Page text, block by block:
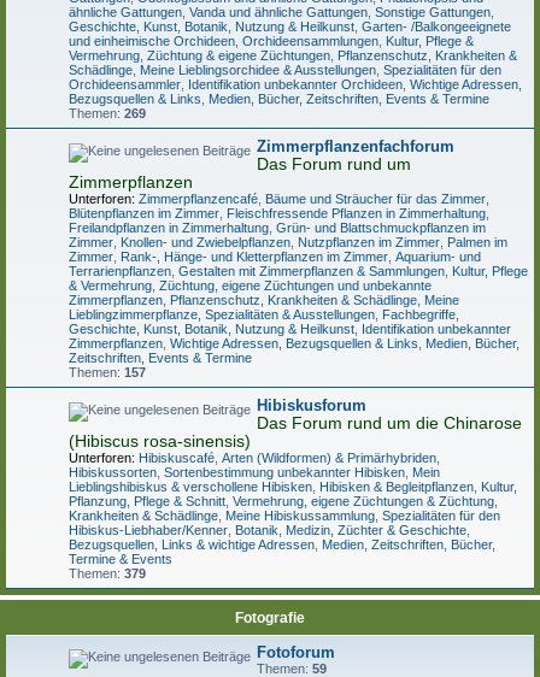
ähnliche Gattungen Vanda und ähnliche Gattungen Sonstige Gattungen
Geschichte, Kunst, Botanik, Nutzung & Heilkunst Garten- /Balkongeeignete
und einheimische Orchideen Orchideensammlungen Kultur, Pflege &
Vermehrung Züchtung & eigene Züchtungen Pflanzenschutz, Krankheiten &
Schädlinge Meine Lieblingsorchidee & Ausstellungen Spezialitäten für den
Orchideensammler Identifikation unbekannter Orchideen Wichtige Adressen,
Bezugsquellen & Links
Medien, Bücher, Zeitschriften, Events & Termine
Themen: 269
Zimmerpflanzenfachforum
Das Forum rund um
Zimmerpflanzen
Unterforen: Zimmerpflanzencafé Bäume und Sträucher für das Zimmer
Blütenpflanzen im Zimmer Fleischfressende Pflanzen in Zimmerhaltung
Freilandpflanzen in Zimmerhaltung Grün- und Blattschmuckpflanzen im
Zimmer Knollen- und Zwiebelpflanzen Nutzpflanzen im Zimmer Palmen im
Zimmer Rank-, Hänge- und Kletterpflanzen im Zimmer Aquarium- und
Terrarienpflanzen Gestalten mit Zimmerpflanzen & Sammlungen Kultur, Pflege
& Vermehrung Züchtung, eigene Züchtungen und unbekannte
Zimmerpflanzen Pflanzenschutz, Krankheiten & Schädlinge Meine
Lieblingzimmerpflanze, Spezialitäten & Ausstellungen Fachbegriffe,
Geschichte, Kunst, Botanik, Nutzung & Heilkunst Identifikation unbekannter
Zimmerpflanzen Wichtige Adressen, Bezugsquellen & Links
Medien, Bücher,
Zeitschriften, Events & Termine
Themen: 157
Hibiskusforum
Das Forum rund um die Chinarose
(Hibiscus rosa-sinensis)
Unterforen: Hibiskuscafé Arten (Wildformen) & Primärhybriden
Hibiskussorten Sortenbestimmung unbekannter Hibisken Mein
Lieblingshibiskus & verschollene Hibisken Hibisken & Begleitpflanzen Kultur,
Pflanzung, Pflege & Schnitt Vermehrung, eigene Züchtungen & Züchtung
Krankheiten & Schädlinge Meine Hibiskussammlung Spezialitäten für den
Hibiskus-Liebhaber/Kenner Botanik, Medizin, Züchter & Geschichte
Bezugsquellen, Links & wichtige Adressen Medien, Zeitschriften, Bücher,
Termine & Events
Themen: 379
Fotografie
Fotoforum
Themen: 59